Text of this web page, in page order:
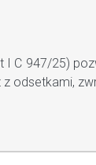
C 947/25)
odsetkami,